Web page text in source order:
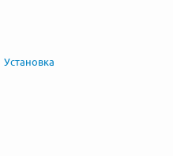
Установка